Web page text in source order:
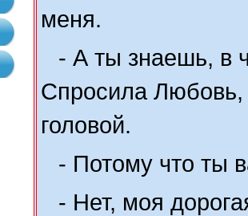
меня.
- А ты знаешь, в
Спросила Любовь,
головой.
- Потому что ты
- Нет, моя